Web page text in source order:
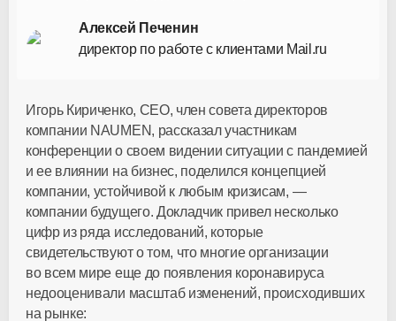
Алексей Печенин
директор по работе с клиентами Mail.ru
Игорь Кириченко, CEO, член совета директоров
компании NAUMEN, рассказал участникам
конференции о своем видении ситуации с пандемией
и ее влиянии на бизнес, поделился концепцией
компании, устойчивой к любым кризисам, —
компании будущего. Докладчик привел несколько
цифр из ряда исследований, которые
свидетельствуют о том, что многие организации
во всем мире еще до появления коронавируса
недооценивали масштаб изменений, происходивших
на рынке: